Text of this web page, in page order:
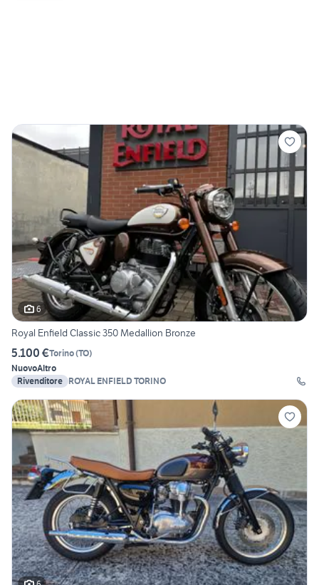
6
Royal Enfield Classic 350 Medallion Bronze
5.100 €Torino(TO)
NuovoAltro
Rivenditore ROYAL ENFIELD TORINO